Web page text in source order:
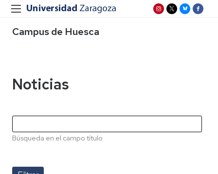
Campus de Huesca
Noticias
Búsqueda en el campo título